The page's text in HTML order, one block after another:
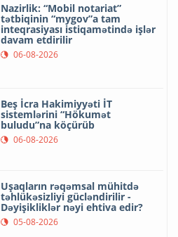
Nazirlik: “Mobil notariat”
tətbiqinin “mygov”a tam
inteqrasiyası istiqamətində işlər
davam etdirilir
06-08-2026
Beş İcra Hakimiyyəti İT
sistemlərini “Hökumət
buludu”na köçürüb
06-08-2026
Uşaqların rəqəmsal mühitdə
təhlükəsizliyi gücləndirilir -
Dəyişikliklər nəyi ehtiva edir?
05-08-2026